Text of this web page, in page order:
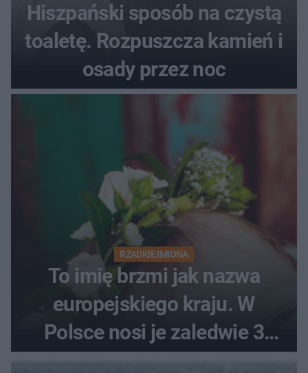
Hiszpański sposób na czystą
toaletę. Rozpuszcza kamień i
osady przez noc
RZADKIE IMIONA
To imię brzmi jak nazwa
europejskiego kraju. W
Polsce nosi je zaledwie 3